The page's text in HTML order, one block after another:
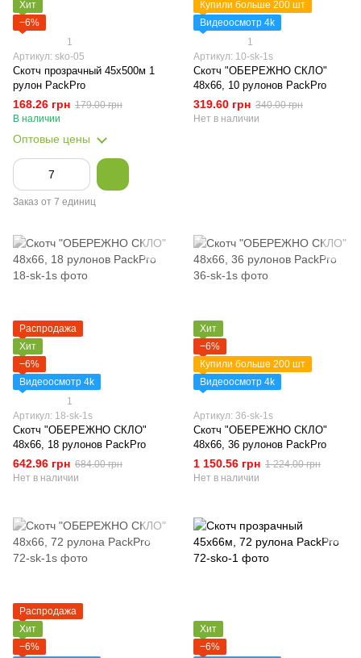
Хит
−6%
1
Артикул: sko-05
Скотч прозрачный 45х500м 1
рулон PackPro
168.26 грн 179.00 грн
В наличии
Оптовые цены
Заказ от 7 единиц
Купили больше 200 шт
Видеоосмотр 4k
1
Артикул: 10-sk-1s
Скотч "ОБЕРЕЖНО СКЛО"
48х66, 10 рулонов PackPro
319.60 грн 340.00 грн
Нет в наличии
Распродажа
Хит
−6%
Видеоосмотр 4k
1
Артикул: 18-sk-1s
Скотч "ОБЕРЕЖНО СКЛО"
48х66, 18 рулонов PackPro
642.96 грн 684.00 грн
Нет в наличии
Хит
−6%
Купили больше 200 шт
Видеоосмотр 4k
Артикул: 36-sk-1s
Скотч "ОБЕРЕЖНО СКЛО"
48х66, 36 рулонов PackPro
1 150.56 грн 1 224.00 грн
Нет в наличии
Распродажа
Хит
−6%
Хит
−6%